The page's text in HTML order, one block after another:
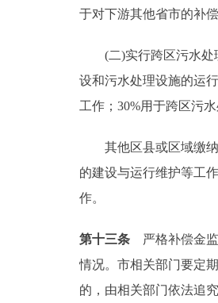
于对下游其他省市的补偿
(二)实行跨区污水处理
设和污水处理设施的运
工作；30%用于跨区污
其他区县或区域缴纳
的建设与运行维护等工
作。
第十三条 严格补偿金监
情况。市相关部门要定
的，由相关部门依法追